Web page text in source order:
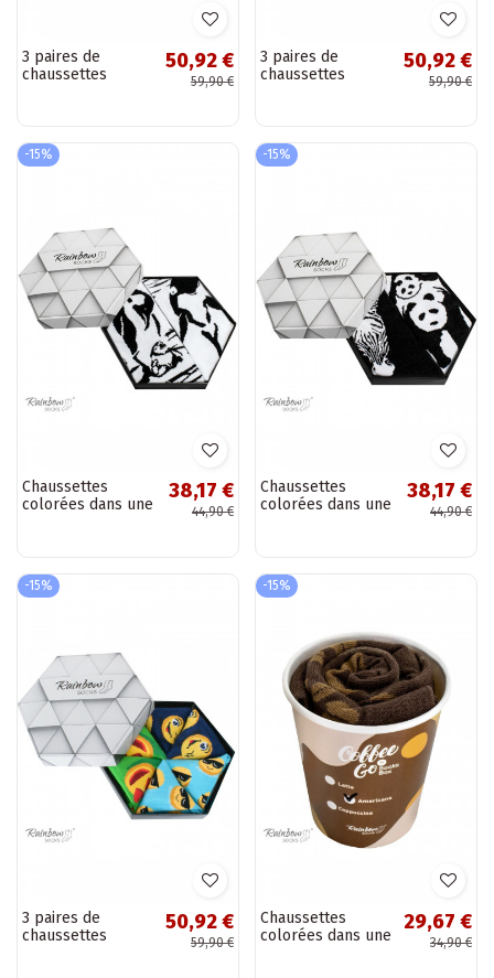
3 paires de
chaussettes
50,92 €
59,90 €
3 paires de
chaussettes
50,92 €
59,90 €
-15%
Chaussettes
colorées dans une
38,17 €
44,90 €
-15%
Chaussettes
colorées dans une
38,17 €
44,90 €
-15%
3 paires de
chaussettes
50,92 €
59,90 €
-15%
Chaussettes
colorées dans une
29,67 €
34,90 €